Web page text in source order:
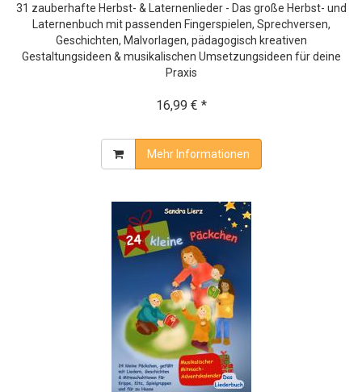
31 zauberhafte Herbst- & Laternenlieder - Das große Herbst- und
Laternenbuch mit passenden Fingerspielen, Sprechversen,
Geschichten, Malvorlagen, pädagogisch kreativen
Gestaltungsideen & musikalischen Umsetzungsideen für deine
Praxis
16,99 € *
Mehr Informationen